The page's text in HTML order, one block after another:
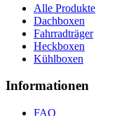
Alle Produkte
Dachboxen
Fahrradträger
Heckboxen
Kühlboxen
Informationen
FAQ